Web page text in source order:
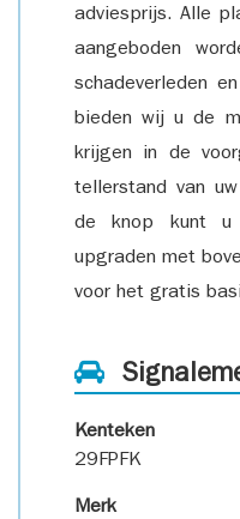
adviesprijs. Alle
aangeboden
schadeverleden
bieden wij u de
krijgen in de
tellerstand van
de knop kunt u
upgraden met
voor het gratis
Kenteken
29FPFK
Merk